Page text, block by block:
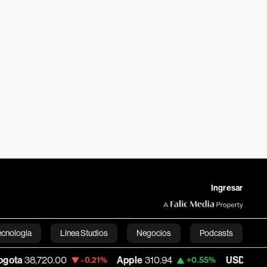
Ingresar
Línea Studios Negocios Podcasts
English
-0.21% Apple 310.94 +0.55% USD COP 3,175.95